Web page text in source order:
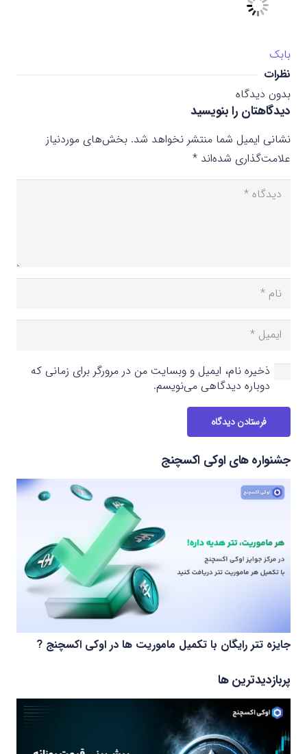
بابک
نظرات
بدون دیدگاه
دیدگاهتان را بنویسید
نشانی ایمیل شما منتشر نخواهد شد. بخش‌های موردنیاز
علامت‌گذاری شده‌اند *
ذخیره نام، ایمیل و وبسایت من در مرورگر برای زمانی که
دوباره دیدگاهی می‌نویسم.
فرستادن دیدگاه
جشنواره های اوکی اکسچنج
جایزه تتر رایگان با تکمیل ماموریت ها در اوکی اکسچنج ?
پربازدیدترین ها